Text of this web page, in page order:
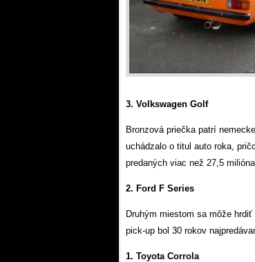
3. Volkswagen Golf
Bronzová priečka patrí
uchádzalo o titul auto roka,
predaných viac než 27,5
2. Ford F Series
Druhým miestom sa môže
pick-up bol 30 rokov
1. Toyota Corrola